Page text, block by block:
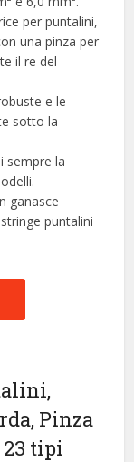
per puntalini,
una pinza per
il re del
e le
sotto la
sempre la
ganasce
puntalini
Pinza
23 tipi